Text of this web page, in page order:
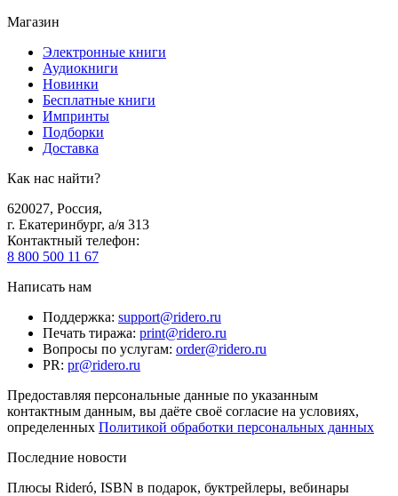
Магазин
Электронные книги
Аудиокниги
Новинки
Бесплатные книги
Импринты
Подборки
Доставка
Как нас найти?
620027, Россия,
г. Екатеринбург, а/я 313
Контактный телефон:
8 800 500 11 67
Написать нам
Поддержка: support@ridero.ru
Печать тиража: print@ridero.ru
Вопросы по услугам: order@ridero.ru
PR: pr@ridero.ru
Предоставляя персональные данные по указанным
контактным данным, вы даёте своё согласие на условиях,
определенных Политикой обработки персональных данных
Последние новости
Плюсы Rideró, ISBN в подарок, буктрейлеры, вебинары